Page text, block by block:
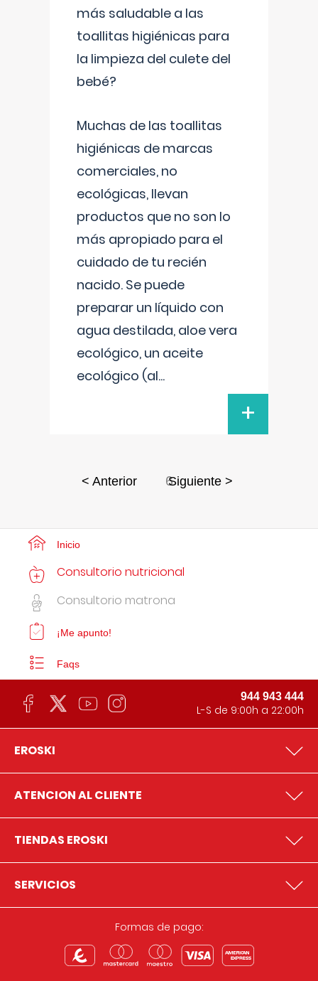
más saludable a las
toallitas higiénicas para
la limpieza del culete del
bebé?
Muchas de las toallitas
higiénicas de marcas
comerciales, no
ecológicas, llevan
productos que no son lo
más apropiado para el
cuidado de tu recién
nacido. Se puede
preparar un líquido con
agua destilada, aloe vera
ecológico, un aceite
ecológico (al...
+
< Anterior 6Siguiente >
Inicio
Consultorio nutricional
Consultorio matrona
¡Me apunto!
Faqs
944 943 444
L-S de 9:00h a 22:00h
EROSKI
ATENCION AL CLIENTE
TIENDAS EROSKI
SERVICIOS
Formas de pago: